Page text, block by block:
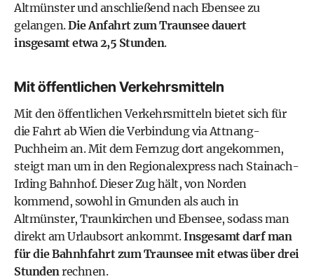
Altmünster und anschließend nach Ebensee zu
gelangen.Die Anfahrt zum Traunsee dauert
insgesamt etwa 2,5 Stunden.
Mit öffentlichen Verkehrsmitteln
Mit denöffentlichen Verkehrsmittelnbietet sich für
die Fahrt ab Wien die Verbindung via Attnang-
Puchheim an. Mit dem Fernzug dort angekommen,
steigt man um in den Regionalexpress nach Stainach-
Irding Bahnhof. Dieser Zug hält, von Norden
kommend, sowohl in Gmunden als auch in
Altmünster, Traunkirchen und Ebensee, sodass man
direkt am Urlaubsort ankommt.Insgesamt darf man
für die Bahnhfahrt zum Traunsee mit etwas über drei
Stundenrechnen.